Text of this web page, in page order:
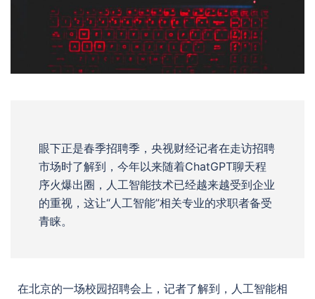
眼下正是春季招聘季，央视财经记者在走访招聘
市场时了解到，今年以来随着ChatGPT聊天程
序火爆出圈，人工智能技术已经越来越受到企业
的重视，这让“人工智能”相关专业的求职者备受
青睐。
在北京的一场校园招聘会上，记者了解到，人工智能相